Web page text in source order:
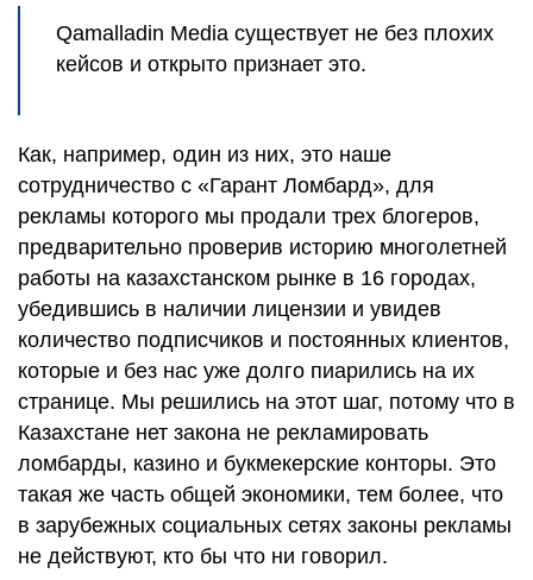
Qamalladin Media существует не без плохих
кейсов и открыто признает это.
Как, например, один из них, это наше
сотрудничество с «Гарант Ломбард», для
рекламы которого мы продали трех блогеров,
предварительно проверив историю многолетней
работы на казахстанском рынке в 16 городах,
убедившись в наличии лицензии и увидев
количество подписчиков и постоянных клиентов,
которые и без нас уже долго пиарились на их
странице. Мы решились на этот шаг, потому что в
Казахстане нет закона не рекламировать
ломбарды, казино и букмекерские конторы. Это
такая же часть общей экономики, тем более, что
в зарубежных социальных сетях законы рекламы
не действуют, кто бы что ни говорил.